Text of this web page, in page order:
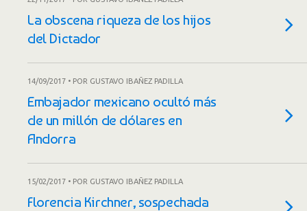
La obscena riqueza de los hijos
del Dictador
14/09/2017 • POR GUSTAVO IBAÑEZ PADILLA
Embajador mexicano ocultó más
de un millón de dólares en
Andorra
15/02/2017 • POR GUSTAVO IBAÑEZ PADILLA
Florencia Kirchner, sospechada